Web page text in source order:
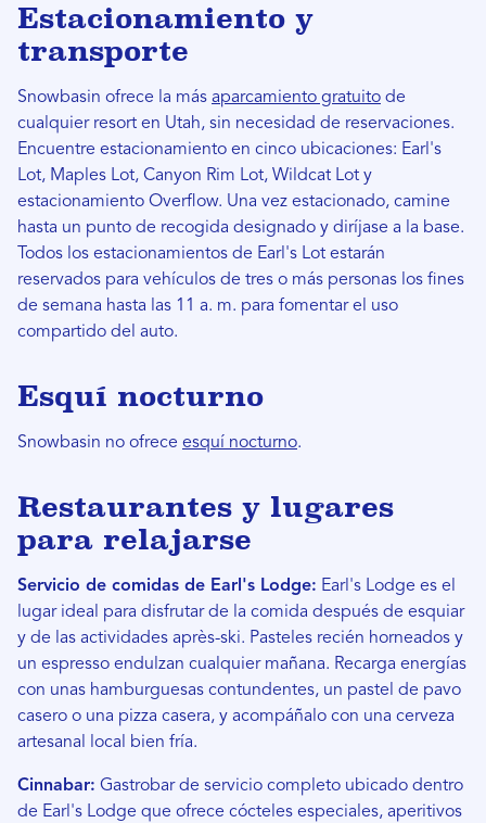
Estacionamiento y
transporte
Snowbasin ofrece la más aparcamiento gratuito de
cualquier resort en Utah, sin necesidad de reservaciones.
Encuentre estacionamiento en cinco ubicaciones: Earl's
Lot, Maples Lot, Canyon Rim Lot, Wildcat Lot y
estacionamiento Overflow. Una vez estacionado, camine
hasta un punto de recogida designado y diríjase a la base.
Todos los estacionamientos de Earl's Lot estarán
reservados para vehículos de tres o más personas los fines
de semana hasta las 11 a. m. para fomentar el uso
compartido del auto.
Esquí nocturno
Snowbasin no ofrece esquí nocturno.
Restaurantes y lugares
para relajarse
Servicio de comidas de Earl's Lodge: Earl's Lodge es el
lugar ideal para disfrutar de la comida después de esquiar
y de las actividades après-ski. Pasteles recién horneados y
un espresso endulzan cualquier mañana. Recarga energías
con unas hamburguesas contundentes, un pastel de pavo
casero o una pizza casera, y acompáñalo con una cerveza
artesanal local bien fría.
Cinna bar: Gastrobar de servicio completo ubicado dentro
de Earl's Lodge que ofrece cócteles especiales, aperitivos